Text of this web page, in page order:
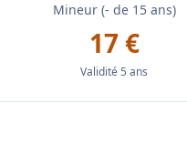
Mineur (- de 15 ans)
17 €
Validité 5 ans